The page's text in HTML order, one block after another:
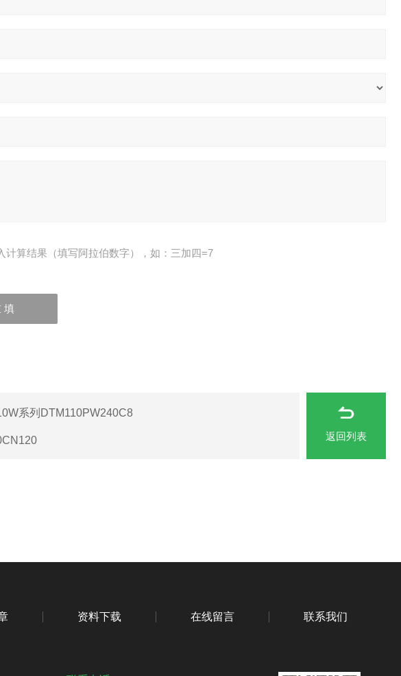
计算结果（填写阿拉伯数字），如：三加四=7
系列DTM110PW240C8
返回列表
资料下载 在线留言 联系我们